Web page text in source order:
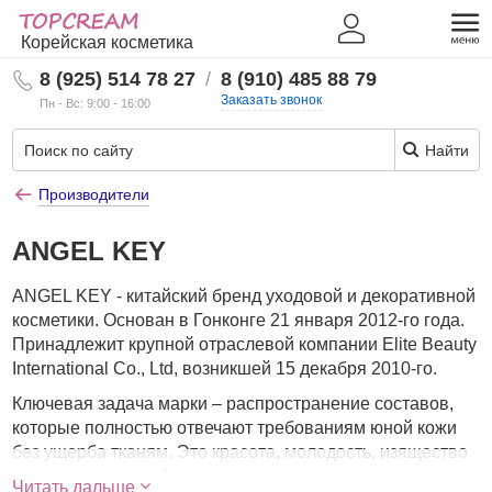
Корейская косметика
8 (925) 514 78 27
Пн - Вс: 9:00 - 16:00
/ 8 (910) 485 88 79
Заказать звонок
Найти
Производители
ANGEL KEY
ANGEL KEY - китайский бренд уходовой и декоративной
косметики. Основан в Гонконге 21 января 2012-го года.
Принадлежит крупной отраслевой компании Elite Beauty
International Co., Ltd, возникшей 15 декабря 2010-го.
Ключевая задача марки – распространение составов,
которые полностью отвечают требованиям юной кожи
без ущерба тканям. Это красота, молодость, изящество
в одном флаконе без риска перенасытить покровы
Читать дальше